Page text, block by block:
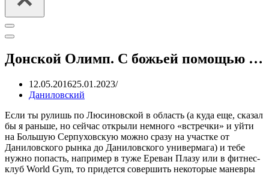
Меню
навигации
Меню
Донской Олимп. С божьей помощью …
12.05.201625.01.2023
Даниловский
Если ты рулишь по Люсиновской в область (а куда еще, сказал
бы я раньше, но сейчас открыли немного «встречки» и уйти
на Большую Серпуховскую можно сразу на участке от
Даниловского рынка до Даниловского универмага) и тебе
нужно попасть, например в туже Ереван Плазу или в фитнес-
клуб World Gym, то придется совершить некоторые маневры